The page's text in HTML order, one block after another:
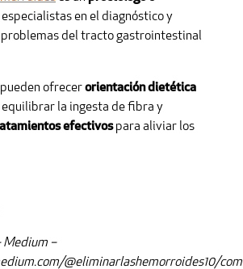
especialistas en el diagnóstico y
del tracto gastrointestinal
ofrecerorientación dietética
equilibrar la ingesta de fibra y
efectivospara aliviar los
Medium –
@eliminarlashemorroides10/